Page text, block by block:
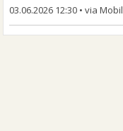
03.06.2026 12:30 •